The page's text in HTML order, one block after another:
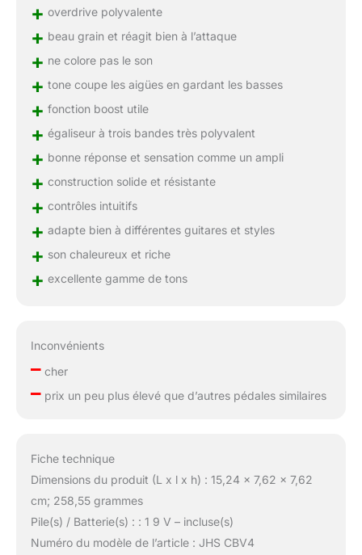
+ overdrive polyvalente
+ beau grain et réagit bien à l’attaque
+ ne colore pas le son
+ tone coupe les aigües en gardant les basses
+ fonction boost utile
+ égaliseur à trois bandes très polyvalent
+ bonne réponse et sensation comme un ampli
+ construction solide et résistante
+ contrôles intuitifs
+ adapte bien à différentes guitares et styles
+ son chaleureux et riche
+ excellente gamme de tons
Inconvénients
–cher
–prix un peu plus élevé que d’autres pédales similaires
Fiche technique
Dimensions du produit (L x l x h) : 15,24 x 7,62 x 7,62
cm; 258,55 grammes
Pile(s) / Batterie(s) : : 1 9 V – incluse(s)
Numéro du modèle de l’article : JHS CBV4